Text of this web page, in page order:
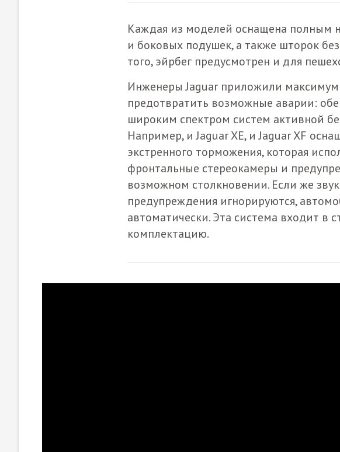
Каждая из моделей оснащена полным
и боковых подушек, а также шторок
того, эйрбег предусмотрен и для
Инженеры Jaguar приложили максимум
предотвратить возможные аварии:
широким спектром систем активной
Например, и Jaguar XE, и Jaguar XF
экстренного торможения, которая
фронтальные стереокамеры и
возможном столкновении. Если же
предупреждения игнорируются,
автоматически. Эта система входит в
комплектацию.